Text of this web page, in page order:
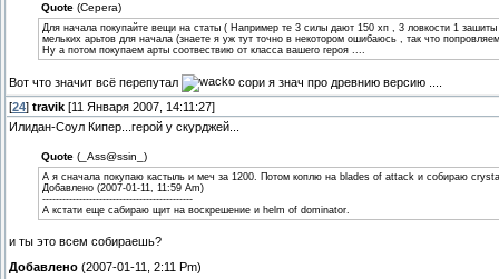
Quote(Cepera)
Для начала покупайте вещи на статы ( Например те 3 силы дают 150 хп , 3 ловкости 1
мельких арьтов для начала (знаете я уж тут точно в некотором ошибаюсь , так что
Ну а потом покупаем арты соотвествию от класса вашего героя ....
Вот что значит всё перепутал
сори я знач про древнию версию ....
[24] travik [11 Января 2007, 14:11:27]
Илидан-Соул Кипер...герой у скурджей...
Quote(_Ass@ssin_)
А я сначала покупаю кастыль и меч за 1200. Потом коплю на blades of attack и собираю
Добавлено (2007-01-11, 11:59 Am)
---------------------------------------------
А кстати еще сабираю щит на воскрешение и helm of dominator.
и ты это всем собираешь?
Добавлено (2007-01-11, 2:11 Pm)